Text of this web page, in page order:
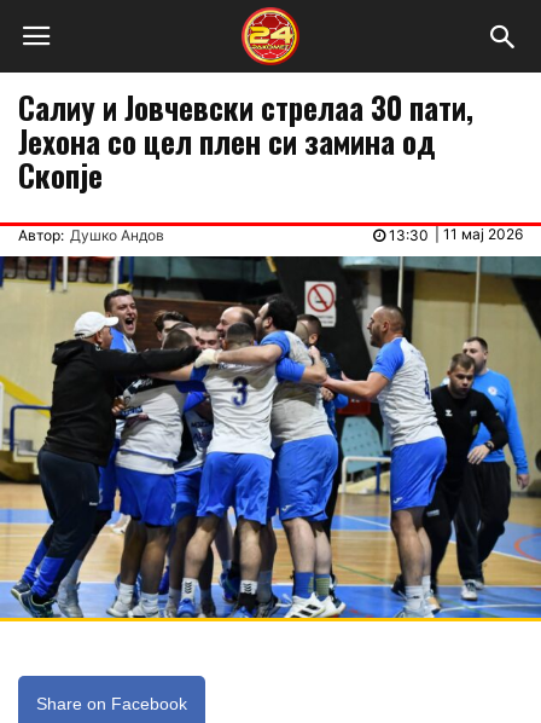
Салиу и Јовчевски стрелаа 30 пати,
Јехона со цел плен си замина од
Скопје
Автор: Душко Андов 11 мај 2026
13:30
Share on Facebook